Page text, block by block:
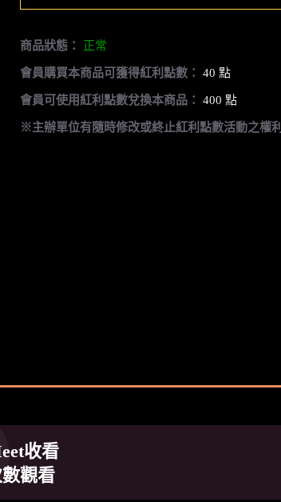
商品狀態： 正常
會員購買本商品可獲得紅利點數： 40 點
會員可使用紅利點數兌換本商品： 400 點
※主辦單位有隨時修改或終止紅利點數活動之權利
收看
觀看